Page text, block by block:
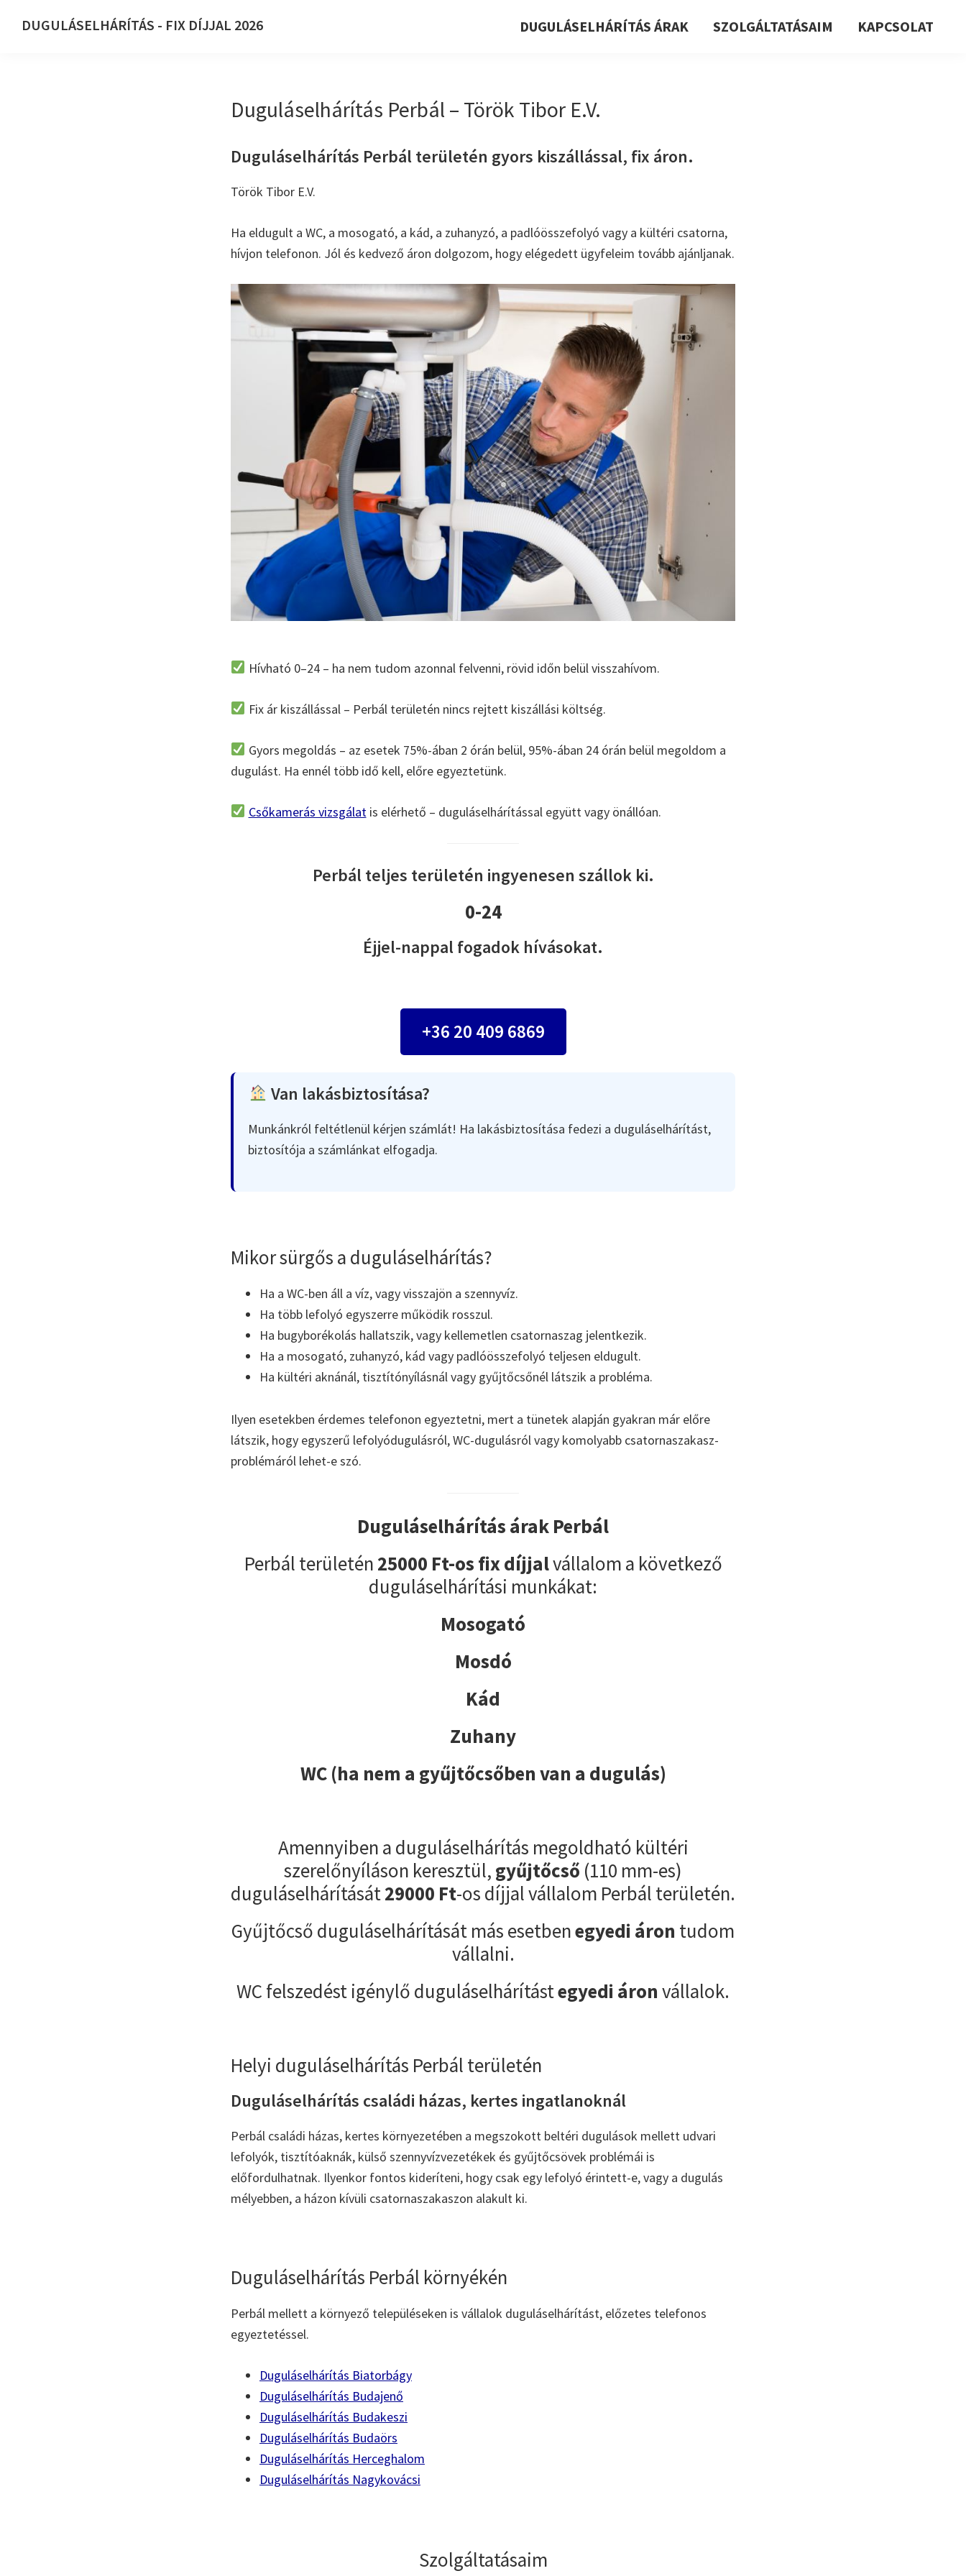
DUGULÁSELHÁRÍTÁS - FIX DÍJJAL 2026 DUGULÁSELHÁRÍTÁS ÁRAK SZOLGÁLTATÁSAIM KAPCSOLAT
Duguláselhárítás Perbál – Török Tibor E.V.
Duguláselhárítás Perbál területén gyors kiszállással, fix áron.
Török Tibor E.V.
Ha eldugult a WC, a mosogató, a kád, a zuhanyzó, a padlóösszefolyó vagy a kültéri csatorna,
hívjon telefonon. Jól és kedvező áron dolgozom, hogy elégedett ügyfeleim tovább ajánljanak.
Hívható 0–24 – ha nem tudom azonnal felvenni, rövid időn belül visszahívom.
Fix ár kiszállással – Perbál területén nincs rejtett kiszállási költség.
Gyors megoldás – az esetek 75%-ában 2 órán belül, 95%-ában 24 órán belül megoldom a
dugulást. Ha ennél több idő kell, előre egyeztetünk.
Csőkamerás vizsgálat is elérhető – duguláselhárítással együtt vagy önállóan.
Perbál teljes területén ingyenesen szállok ki.
0-24
Éjjel-nappal fogadok hívásokat.
+36 20 409 6869
Van lakásbiztosítása?
Munkánkról feltétlenül kérjen számlát! Ha lakásbiztosítása fedezi a duguláselhárítást,
biztosítója a számlánkat elfogadja.
Mikor sürgős a duguláselhárítás?
Ha a WC-ben áll a víz, vagy visszajön a szennyvíz.
Ha több lefolyó egyszerre működik rosszul.
Ha bugyborékolás hallatszik, vagy kellemetlen csatornaszag jelentkezik.
Ha a mosogató, zuhanyzó, kád vagy padlóösszefolyó teljesen eldugult.
Ha kültéri aknánál, tisztítónyílásnál vagy gyűjtőcsőnél látszik a probléma.
Ilyen esetekben érdemes telefonon egyeztetni, mert a tünetek alapján gyakran már előre
látszik, hogy egyszerű lefolyódugulásról, WC-dugulásról vagy komolyabb csatornaszakasz-
problémáról lehet-e szó.
Duguláselhárítás árak Perbál
Perbál területén 25000 Ft-os fix díjjalvállalom a következő
duguláselhárítási munkákat:
Mosogató
Mosdó
Kád
Zuhany
WC (ha nem a gyűjtőcsőben van a dugulás)
Amennyiben a duguláselhárítás megoldható kültéri
szerelőnyíláson keresztül, gyűjtőcső (110 mm-es)
duguláselhárítását29000 Ft-os díjjal vállalom Perbál területén.
Gyűjtőcső duguláselhárítását más esetbenegyedi áron tudom
vállalni.
WC felszedést igénylő duguláselhárítástegyedi áron vállalok.
Helyi duguláselhárítás Perbál területén
Duguláselhárítás családi házas, kertes ingatlanoknál
Perbál családi házas, kertes környezetében a megszokott beltéri dugulások mellett udvari
lefolyók, tisztítóaknák, külső szennyvízvezetékek és gyűjtőcsövek problémái is
előfordulhatnak. Ilyenkor fontos kideríteni, hogy csak egy lefolyó érintett-e, vagy a dugulás
mélyebben, a házon kívüli csatornaszakaszon alakult ki.
Duguláselhárítás Perbál környékén
Perbál mellett a környező településeken is vállalok duguláselhárítást, előzetes telefonos
egyeztetéssel.
Duguláselhárítás Biatorbágy
Duguláselhárítás Budajenő
Duguláselhárítás Budakeszi
Duguláselhárítás Budaörs
Duguláselhárítás Herceghalom
Duguláselhárítás Nagykovácsi
Szolgáltatásaim